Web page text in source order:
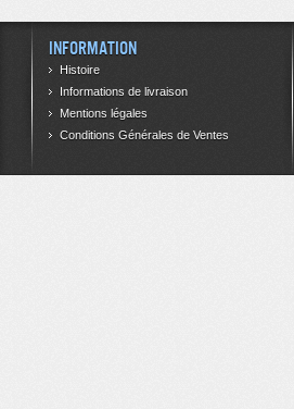
Information
Histoire
Informations de livraison
Mentions légales
Conditions Générales de Ventes